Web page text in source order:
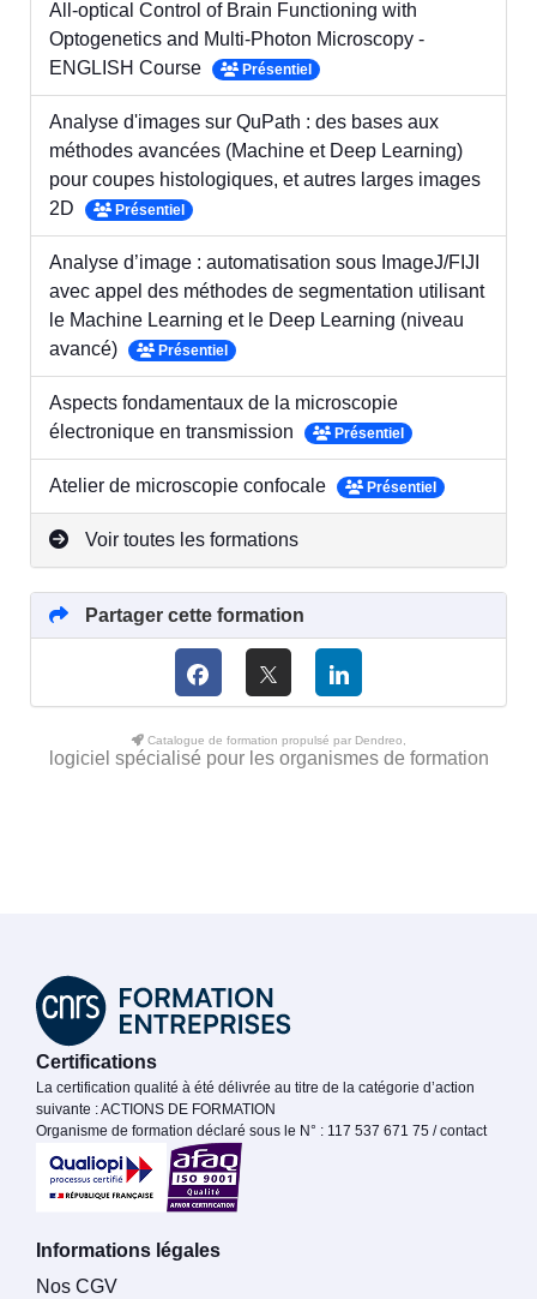
All-optical Control of Brain Functioning with
Optogenetics and Multi-Photon Microscopy -
ENGLISH Course
Présentiel
Analyse d'images sur QuPath : des bases aux
méthodes avancées (Machine et Deep Learning)
pour coupes histologiques, et autres larges images
2D
Présentiel
Analyse d’image : automatisation sous ImageJ/FIJI
avec appel des méthodes de segmentation utilisant
le Machine Learning et le Deep Learning (niveau
avancé)
Présentiel
Aspects fondamentaux de la microscopie
électronique en transmission
Présentiel
Atelier de microscopie confocale Présentiel
Voir toutes les formations
Partager cette formation
Catalogue de formation propulsé par Dendreo,
logiciel spécialisé pour les organismes de formation
Certifications
La certification qualité à été délivrée au titre de la catégorie d’action
suivante : ACTIONS DE FORMATION
Organisme de formation déclaré sous le N° : 117 537 671 75 / contact
Informations légales
Nos CGV